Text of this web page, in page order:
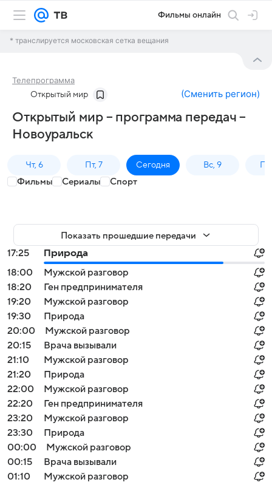
Фильмы онлайн
* транслируется московская сетка вещания
Телепрограмма
Открытый мир (Сменить регион)
Открытый мир – программа передач –
Новоуральск
Чт, 6 Пт, 7 Сегодня Вс, 9
Фильмы Сериалы Спорт
Показать прошедшие передачи
17:25
Природа
18:00
Мужской разговор
18:20
Ген предпринимателя
19:20
Мужской разговор
19:30
Природа
20:00
Мужской разговор
20:15
Врача вызывали
21:10
Мужской разговор
21:20
Природа
22:00
Мужской разговор
22:20
Ген предпринимателя
23:20
Мужской разговор
23:30
Природа
00:00
Мужской разговор
00:15
Врача вызывали
01:10
Мужской разговор